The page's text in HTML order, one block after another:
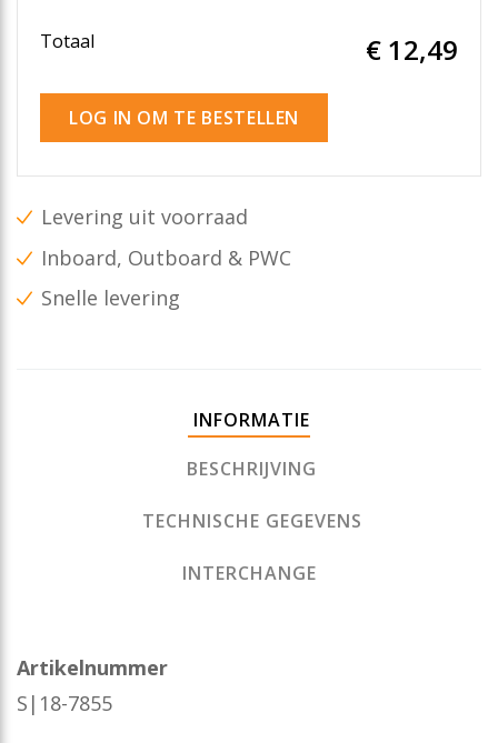
Totaal € 12,49
LOG IN OM TE BESTELLEN
Levering uit voorraad
Inboard, Outboard & PWC
Snelle levering
INFORMATIE
BESCHRIJVING
TECHNISCHE GEGEVENS
INTERCHANGE
Artikelnummer
S|18-7855